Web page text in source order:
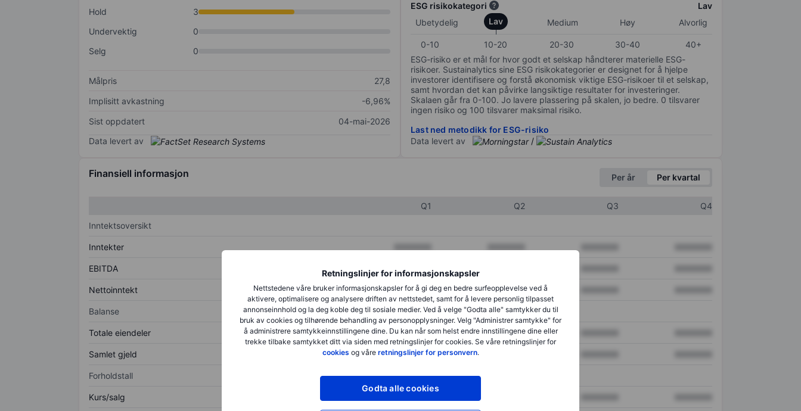
Retningslinjer for informasjonskapsler
Nettstedene våre bruker informasjonskapsler for å gi deg en bedre surfeopplevelse ved å
aktivere, optimalisere og analysere driften av nettstedet, samt for å levere personlig tilpasset
annonseinnhold og la deg koble deg til sosiale medier. Ved å velge "Godta alle" samtykker du til
bruk av cookies og tilhørende behandling av personopplysninger. Velg "Administrer samtykke" for
å administrere samtykkeinnstillingene dine. Du kan når som helst endre innstillingene dine eller
trekke tilbake samtykket ditt via siden med retningslinjer for cookies. Se våre retningslinjer for
cookies og våre retningslinjer for personvern.
Godta alle cookies
Hold
3
Undervektig
0
Selg
0
Målpris
27,8
Implisitt avkastning
-6,96%
Sist oppdatert
04-mai-2026
Data levert av
ESG risikokategori
Lav
Ubetydelig
Lav Medium Høy Alvorlig
0-10 10-20 20-30 30-40
40+
ESG-risiko er et mål for hvor godt et selskap håndterer materielle ESG-
risikoer. Sustainalytics sine ESG risikokategorier er designet for å hjelpe
investorer identifisere og forstå økonomisk viktige ESG-risikoer til et selskap,
samt hvordan det kan påvirke langsiktige resultater for investeringer.
Skalaen går fra 0-100. Jo lavere plassering på skalen, jo bedre. 0 tilsvarer
ingen risiko og 100 tilsvarer maksimal risiko.
Last ned metodikk for ESG-risiko
Data levert av
/
Finansiell informasjon Per år Per kvartal
Q1 Q2 Q3
Q4
Inntektsoversikt
Inntekter
EBITDA XXXXXXX
Nettoinntekt XXXXXXX XXXXXXX
Balanse
Totale eiendeler XXXXXXX XXXXXXX
Samlet gjeld XXXXXXX
Forholdstall
Kurs/salg